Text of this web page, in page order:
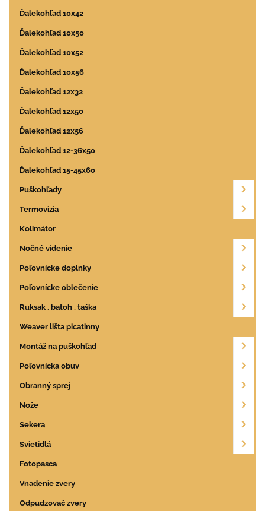
Ďalekohľad 10x42
Ďalekohľad 10x50
Ďalekohľad 10x52
Ďalekohľad 10x56
Ďalekohľad 12x32
Ďalekohľad 12x50
Ďalekohľad 12x56
Ďalekohľad 12-36x50
Ďalekohľad 15-45x60
Puškohľady
Termovizia
Kolimátor
Nočné videnie
Poľovnícke doplnky
Poľovnícke oblečenie
Ruksak , batoh , taška
Weaver lišta picatinny
Montáž na puškohľad
Poľovnícka obuv
Obranný sprej
Nože
Sekera
Svietidlá
Fotopasca
Vnadenie zvery
Odpudzovač zvery